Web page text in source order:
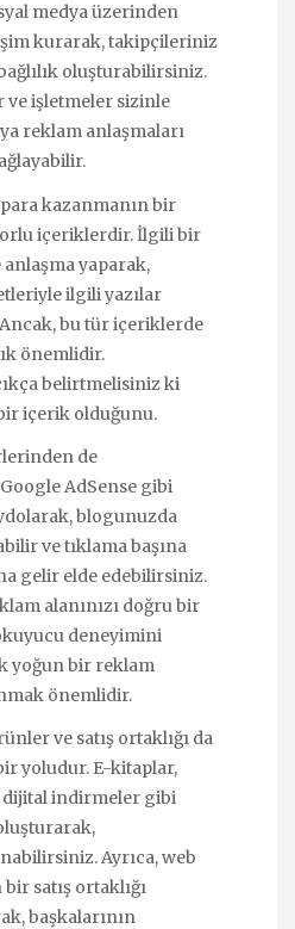
medya üzerinden
kurarak, takipçileriniz
oluşturabilirsiniz.
ve işletmeler sizinle
reklam anlaşmaları
kazanmanın bir
içeriklerdir. İlgili bir
yaparak,
ilgili yazılar
bu tür içeriklerde
önemlidir.
belirtmelisiniz ki
içerik olduğunu.
de
AdSense gibi
blogunuzda
ve tıklama başına
gelir elde edebilirsiniz.
alanınızı doğru bir
deneyimini
yoğun bir reklam
önemlidir.
ve satış ortaklığı da
yoludur. E-kitaplar,
indirmeler gibi
Ayrıca, web
satış ortaklığı
başkalarının